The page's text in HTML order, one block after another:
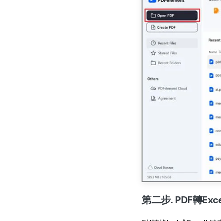
第二步. PDF轉